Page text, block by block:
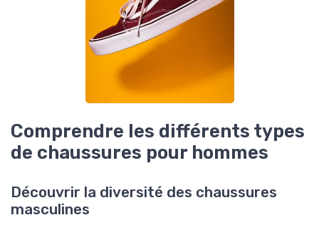
Comprendre les différents types
de chaussures pour hommes
Découvrir la diversité des chaussures
masculines